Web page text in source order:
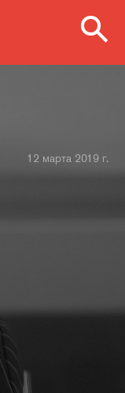
12 марта 2019 г.